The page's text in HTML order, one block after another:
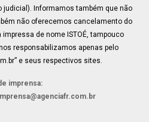
judicial). Informamos também que não
não oferecemos cancelamento do
de nome ISTOÉ, tampouco
responsabilizamos apenas pelo
e seus respectivos sites.
imprensa: